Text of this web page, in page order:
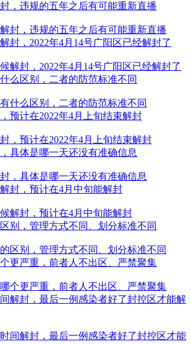
，违规的五年之后有可能重新直播
封，2022年4月14号广阳区已经解封了
么区别，二者的防范标准不同
预计在2022年4月上旬结束解封
具体是哪一天还没有准确信息
封，预计在4月中旬能解封
别，管理方式不同、划分标准不同
更严重，前者人不出区、严禁聚集
解封，最后一例感染者好了封控区才能解